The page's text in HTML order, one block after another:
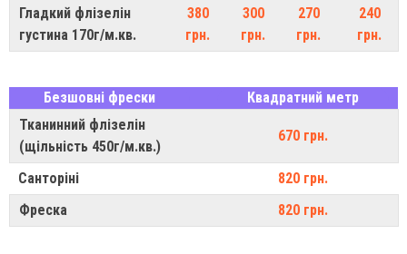
Гладкий флізелін
густина 170г/м.кв.
380
грн.
300
грн.
270
грн.
240
грн.
Безшовні фрески
Квадратний метр
Тканинний флізелін
(щільність 450г/м.кв.)
670 грн.
Санторіні
820 грн.
Фреска
820 грн.